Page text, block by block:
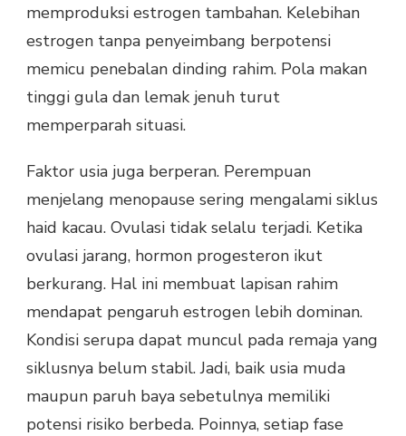
memproduksi estrogen tambahan. Kelebihan
estrogen tanpa penyeimbang berpotensi
memicu penebalan dinding rahim. Pola makan
tinggi gula dan lemak jenuh turut
memperparah situasi.
Faktor usia juga berperan. Perempuan
menjelang menopause sering mengalami siklus
haid kacau. Ovulasi tidak selalu terjadi. Ketika
ovulasi jarang, hormon progesteron ikut
berkurang. Hal ini membuat lapisan rahim
mendapat pengaruh estrogen lebih dominan.
Kondisi serupa dapat muncul pada remaja yang
siklusnya belum stabil. Jadi, baik usia muda
maupun paruh baya sebetulnya memiliki
potensi risiko berbeda. Poinnya, setiap fase